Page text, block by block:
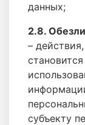
данных;
2.8.
–
субъекту